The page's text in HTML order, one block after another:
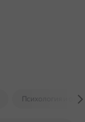
Психология и